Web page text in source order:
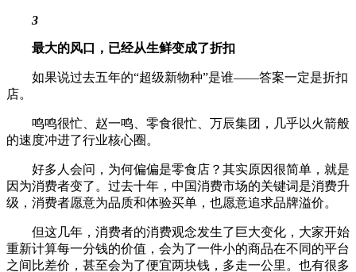
3
最大的风口，已经从生鲜变成了折扣
如果说过去五年的“超级新物种”是谁——答案一定是折扣
店。
鸣鸣很忙、赵一鸣、零食很忙、万辰集团，几乎以火箭般
的速度冲进了行业核心圈。
好多人会问，为何偏偏是零食店？其实原因很简单，就是
因为消费者变了。过去十年，中国消费市场的关键词是消费升
级，消费者愿意为品质和体验买单，也愿意追求品牌溢价。
但这几年，消费者的消费观念发生了巨大变化，大家开始
重新计算每一分钱的价值，会为了一件小的商品在不同的平台
之间比差价，甚至会为了便宜两块钱，多走一公里。也有很多